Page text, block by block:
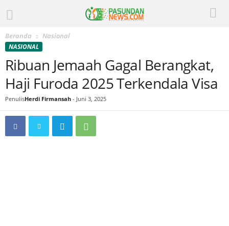
Beranda Nasional
NASIONAL
Ribuan Jemaah Gagal Berangkat,
Haji Furoda 2025 Terkendala Visa
PenulisHerdi Firmansah - Juni 3, 2025